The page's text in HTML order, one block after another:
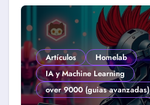
Artículos
Homelab
IA y Machine Learning
over 9000 (guias avanzadas)